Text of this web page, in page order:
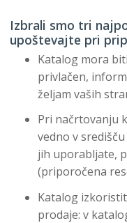
Izbrali smo tri
upoštevajte pri
Katalog mora
privlačen,
željam vaših
Pri načrtovanju
vedno v
jih uporabljate,
(priporočena
Katalog
prodaje: v